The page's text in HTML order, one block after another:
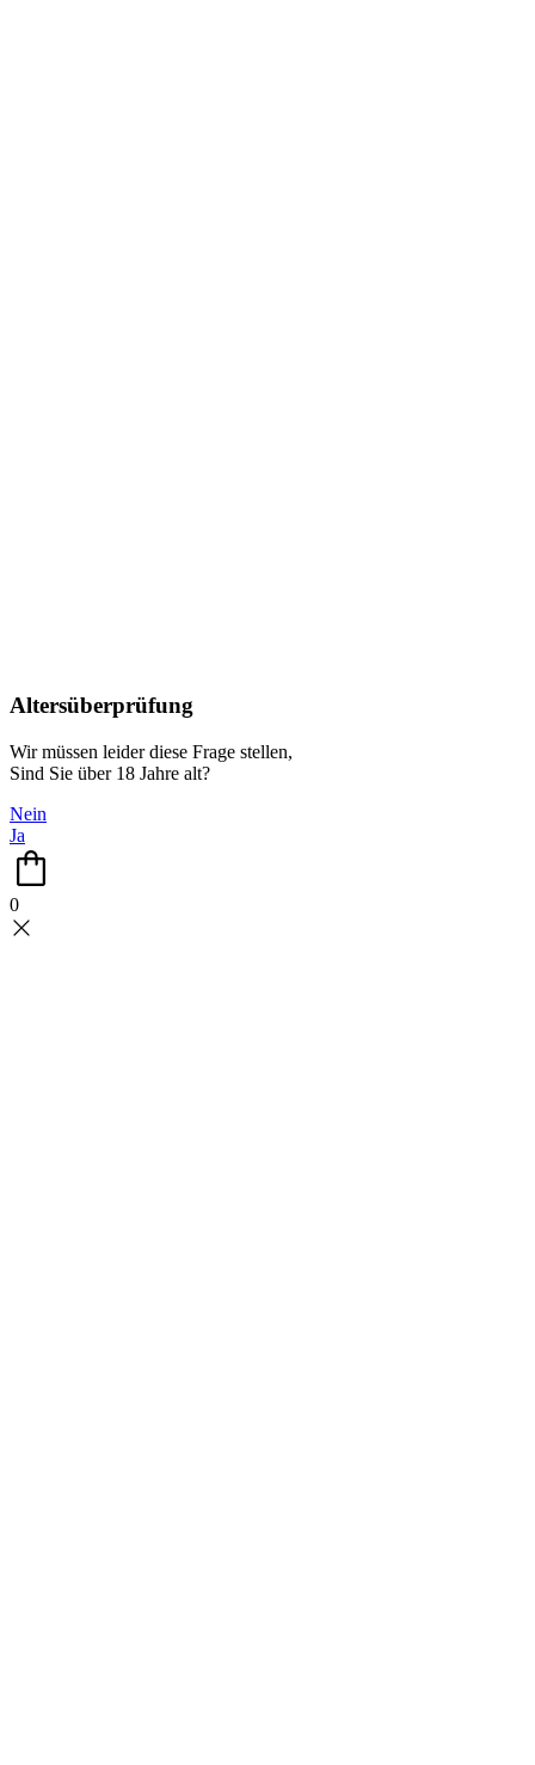
Altersüberprüfung
Wir müssen leider diese Frage stellen,
Sind Sie über 18 Jahre alt?
Nein
Ja
0